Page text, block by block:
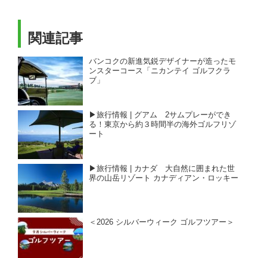
関連記事
バンコクの新進気鋭デザイナーが造ったモ
ンスターコース「ニカンテイ ゴルフクラ
ブ」
▶旅行情報 | グアム 2サムプレーができ
る！東京から約３時間半の海外ゴルフリゾ
ート
▶旅行情報 | カナダ 大自然に囲まれた世
界の山岳リゾート カナディアン・ロッキー
＜2026 シルバーウィーク ゴルフツアー＞